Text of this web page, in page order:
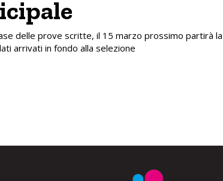
delle prove scritte, il 15 marzo prossimo partirà
arrivati in fondo alla selezione